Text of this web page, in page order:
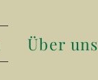
Über uns